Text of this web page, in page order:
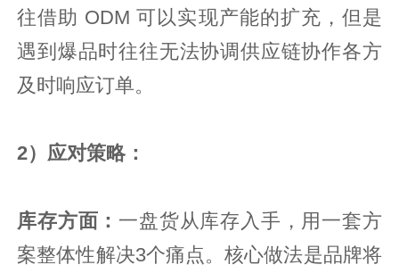
往借助 ODM 可以实现产能的扩充，但是
遇到爆品时往往无法协调供应链协作各方
及时响应订单。
2）应对策略：
库存方面： 一盘货从库存入手，用一套方
案整体性解决3个痛点。核心做法是品牌将